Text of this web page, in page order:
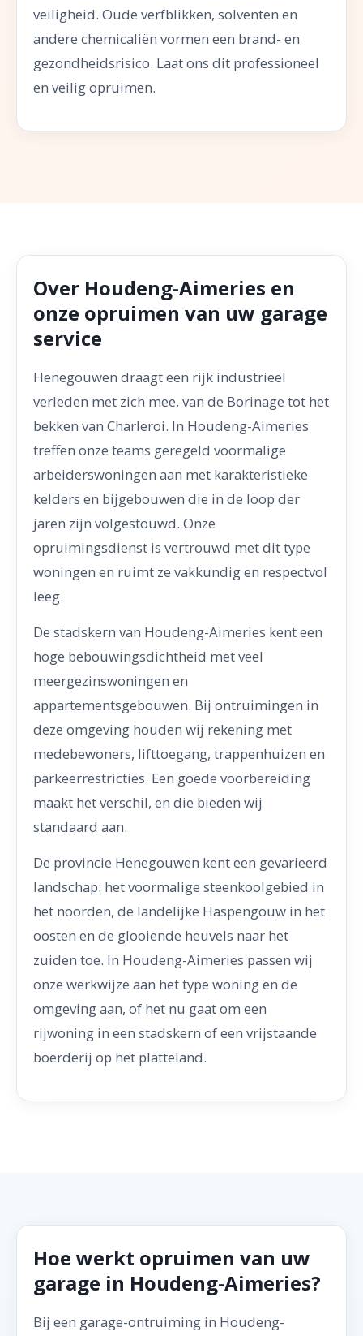
veiligheid. Oude verfblikken, solventen en
andere chemicaliën vormen een brand- en
gezondheidsrisico. Laat ons dit professioneel
en veilig opruimen.
Over Houdeng-Aimeries en
onze opruimen van uw garage
service
Henegouwen draagt een rijk industrieel
verleden met zich mee, van de Borinage tot het
bekken van Charleroi. In Houdeng-Aimeries
treffen onze teams geregeld voormalige
arbeiderswoningen aan met karakteristieke
kelders en bijgebouwen die in de loop der
jaren zijn volgestouwd. Onze
opruimingsdienst is vertrouwd met dit type
woningen en ruimt ze vakkundig en respectvol
leeg.
De stadskern van Houdeng-Aimeries kent een
hoge bebouwingsdichtheid met veel
meergezinswoningen en
appartementsgebouwen. Bij ontruimingen in
deze omgeving houden wij rekening met
medebewoners, lifttoegang, trappenhuizen en
parkeerrestricties. Een goede voorbereiding
maakt het verschil, en die bieden wij
standaard aan.
De provincie Henegouwen kent een gevarieerd
landschap: het voormalige steenkoolgebied in
het noorden, de landelijke Haspengouw in het
oosten en de glooiende heuvels naar het
zuiden toe. In Houdeng-Aimeries passen wij
onze werkwijze aan het type woning en de
omgeving aan, of het nu gaat om een
rijwoning in een stadskern of een vrijstaande
boerderij op het platteland.
Hoe werkt opruimen van uw
garage in Houdeng-Aimeries?
Bij een garage-ontruiming in Houdeng-